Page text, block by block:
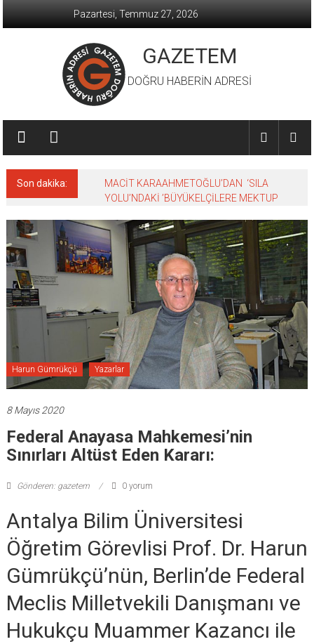
Pazartesi, Temmuz 27, 2026
GAZETEM
DOĞRU HABERİN ADRESİ
Son dakika:
MACİT KARAAHMETOĞLU’DAN ‘SILA
YOLU’NDAKİ ’BÜYÜKELÇİLERE MEKTUP
Harun Gümrükçü Yazarlar
8 Mayıs 2020
Federal Anayasa Mahkemesi’nin
Sınırları Altüst Eden Kararı:
Gönderen: gazetem 0 yorum
Antalya Bilim Üniversitesi
Öğretim Görevlisi Prof. Dr. Harun
Gümrükçü’nün, Berlin’de Federal
Meclis Milletvekili Danışmanı ve
Hukukçu Muammer Kazancı ile